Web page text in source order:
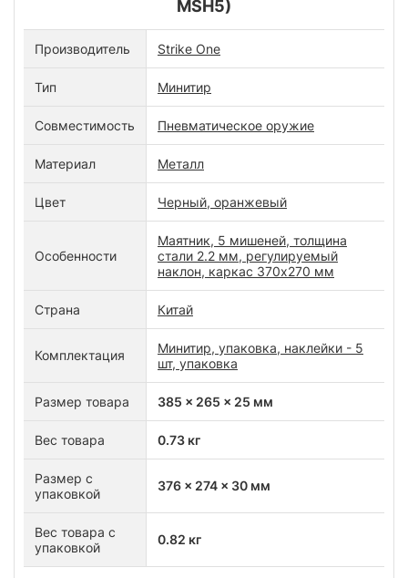
MSH5)
Производитель Strike One
Тип Минитир
Совместимость Пневматическое оружие
Материал Металл
Цвет Черный, оранжевый
Особенности
Маятник, 5 мишеней, толщина
стали 2.2 мм, регулируемый
наклон, каркас 370x270 мм
Страна Китай
Комплектация
Минитир, упаковка, наклейки - 5
шт, упаковка
Размер товара 385 x 265 x 25 мм
Вес товара 0.73 кг
Размер с
упаковкой
376 x 274 x 30 мм
Вес товара с
упаковкой
0.82 кг